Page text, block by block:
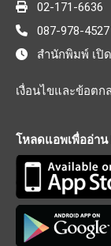
02-171-6636
087-978-
สำนักพิมพ์ เปิ
เงื่อนไขและข้อตก
โหลดแอพเพื่ออ่าน